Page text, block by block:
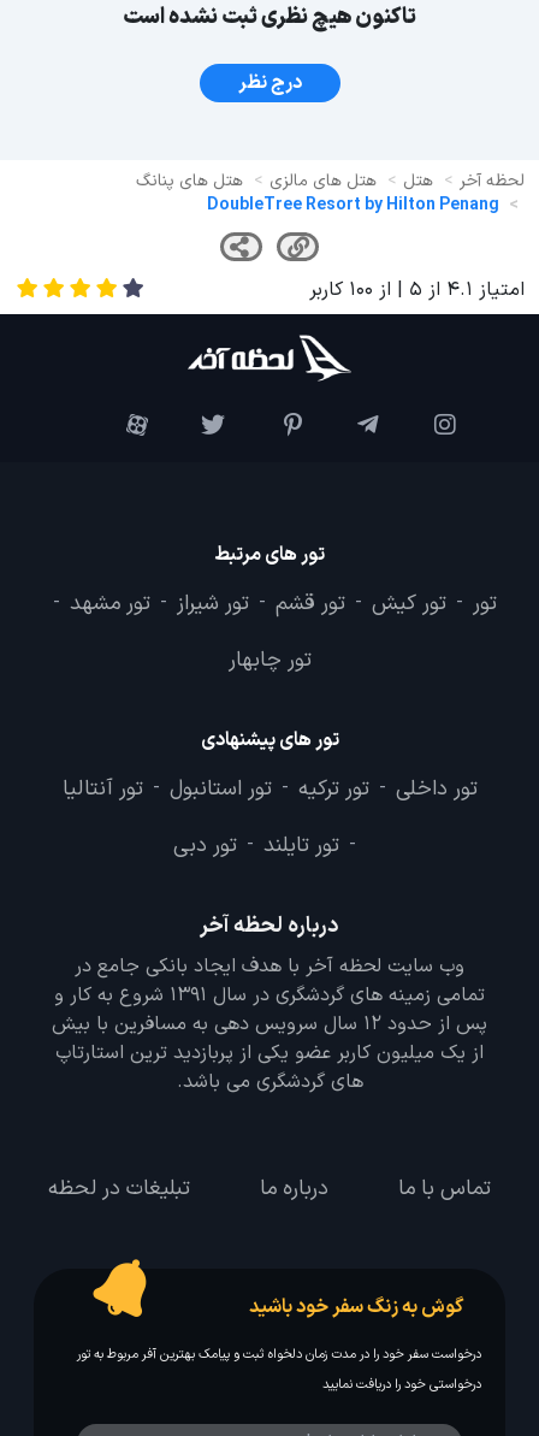
تاکنون هیچ نظری ثبت نشده است
درج نظر
لحظه آخر هتل هتل های مالزی
هتل های پنانگ
DoubleTree Resort by Hilton Penang
امتیاز 4.1 از 5 | از 100 کاربر
تور های مرتبط
تور - تور کیش - تور قشم - تور شیراز - تور مشهد -
تور چابهار
تور های پیشنهادی
تور داخلی - تور ترکیه - تور استانبول - تور آنتالیا
- تور تایلند - تور دبی
درباره لحظه آخر
وب سایت لحظه آخر با هدف ایجاد بانکی جامع در
تمامی زمینه های گردشگری در سال 1391 شروع به کار و
پس از حدود 12 سال سرویس دهی به مسافرین با بیش
از یک میلیون کاربر عضو یکی از پربازدید ترین استارتاپ
های گردشگری می باشد.
تماس با ما درباره ما تبلیغات در لحظه
گوش به زنگ سفر خود باشید
درخواست سفر خود را در مدت زمان دلخواه ثبت و پیامک بهترین آفر مربوط به تور
درخواستی خود را دریافت نمایید